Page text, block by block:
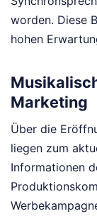
worden. Diese
hohen
Marketing
Über die
liegen zum
Informationen